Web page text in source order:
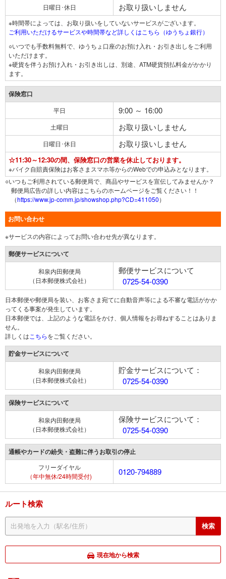
日曜日･休日 お取り扱いしません
※時間帯によっては、お取り扱いをしていないサービスがございます。
ご利用いただけるサービスや時間帯など詳しくはこちら（ゆうちょ銀行）
○いつでも手数料無料で、ゆうちょ口座のお預け入れ・お引き出しをご利用
いただけます。
※硬貨を伴うお預け入れ・お引き出しは、別途、ATM硬貨預払料金がかかり
ます。
保険窓口
平日 9:00 ～ 16:00
土曜日 お取り扱いしません
日曜日･休日 お取り扱いしません
☆11:30～12:30の間、保険窓口の営業を休止しております。
※バイク自賠責保険はお客さまスマホ等からのWebでの申込みとなります。
○いつもご利用されている郵便局で、商品やサービスを宣伝してみませんか？
郵便局広告の詳しい内容はこちらのホームページをご覧ください！！
（https://www.jp-comm.jp/showshop.php?CD=411050）
お問い合わせ
※サービスの内容によってお問い合わせ先が異なります。
郵便サービスについて
和泉内田郵便局
（日本郵便株式会社）
郵便サービスについて
0725-54-0390
日本郵便や郵便局を装い、お客さま宛てに自動音声等による不審な電話がかか
ってくる事案が発生しています。
日本郵便では、上記のような電話をかけ、個人情報をお尋ねすることはありま
せん。
詳しくは こちらをご覧ください。
貯金サービスについて
和泉内田郵便局
（日本郵便株式会社）
貯金サービスについて：
0725-54-0390
保険サービスについて
和泉内田郵便局
（日本郵便株式会社）
保険サービスについて：
0725-54-0390
通帳やカードの紛失・盗難に伴うお取引の停止
フリーダイヤル
（年中無休/24時間受付)
0120-794889
ルート検索
現在地から検索